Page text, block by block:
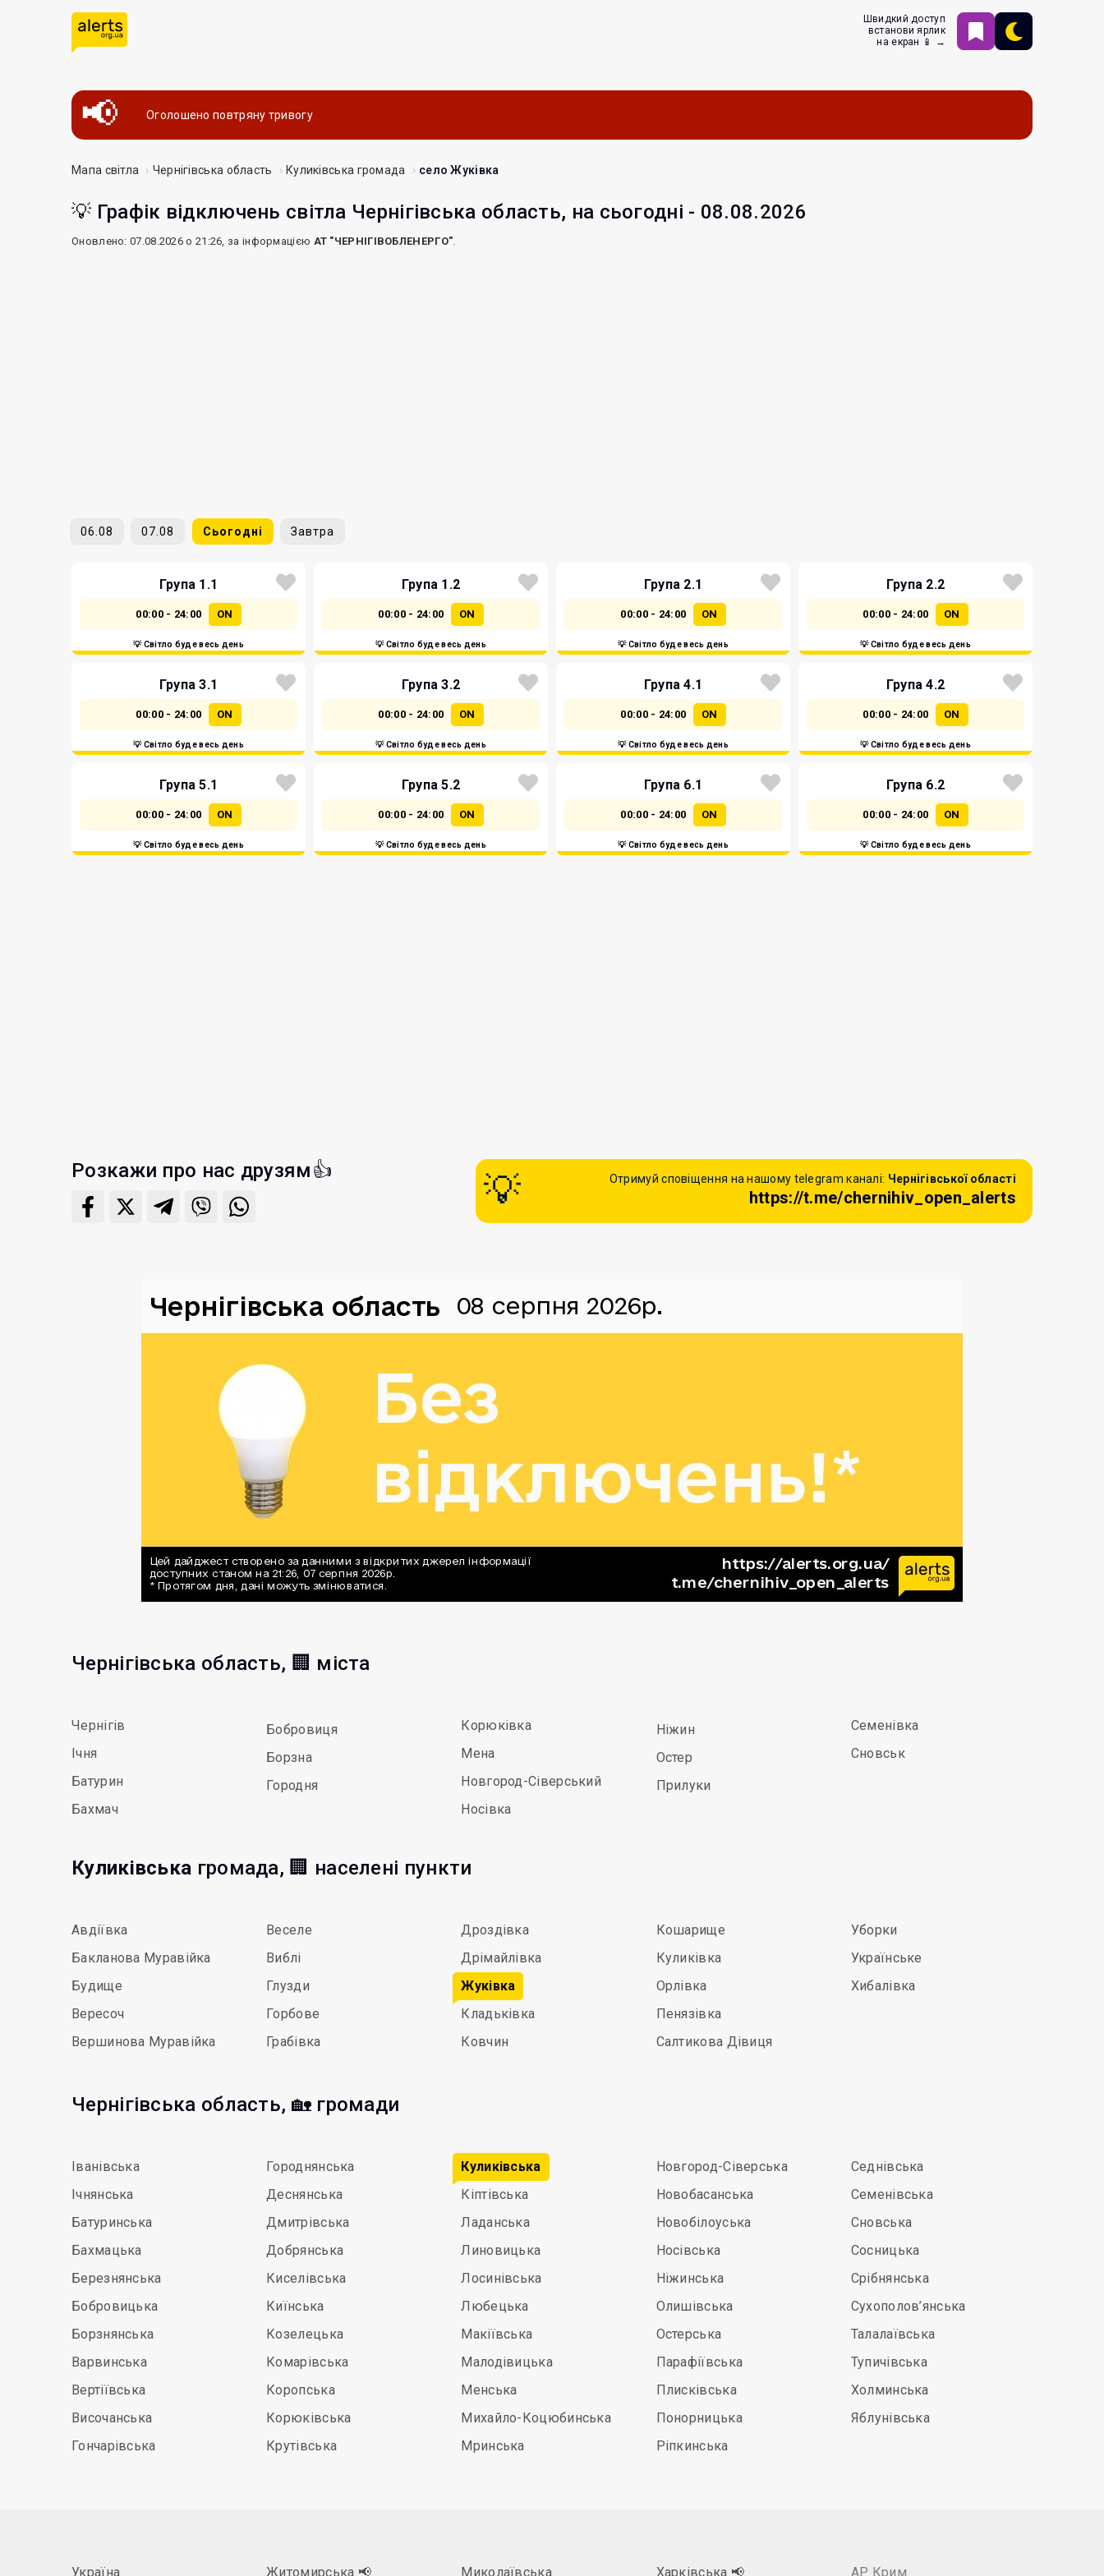
Швидкий доступ
встанови ярлик
на екран 📱 →
Оголошено повтряну тривогу
Мапа світла Чернігівська область Куликівська громада село Жуківка
💡 Графік відключень світла Чернігівська область, на сьогодні - 08.08.2026
Оновлено: 07.08.2026 о 21:26, за інформацією АТ "ЧЕРНІГІВОБЛЕНЕРГО".
06.08 07.08 Сьогодні Завтра
Група 1.1
00:00 - 24:00 ON
💡 Світло буде весь день
Група 1.2
00:00 - 24:00 ON
💡 Світло буде весь день
Група 2.1
00:00 - 24:00 ON
💡 Світло буде весь день
Група 2.2
00:00 - 24:00 ON
💡 Світло буде весь день
Група 3.1
00:00 - 24:00 ON
💡 Світло буде весь день
Група 3.2
00:00 - 24:00 ON
💡 Світло буде весь день
Група 4.1
00:00 - 24:00 ON
💡 Світло буде весь день
Група 4.2
00:00 - 24:00 ON
💡 Світло буде весь день
Група 5.1
00:00 - 24:00 ON
💡 Світло буде весь день
Група 5.2
00:00 - 24:00 ON
💡 Світло буде весь день
Група 6.1
00:00 - 24:00 ON
💡 Світло буде весь день
Група 6.2
00:00 - 24:00 ON
💡 Світло буде весь день
Розкажи про нас друзям👍 Отримуй сповіщення на нашому telegram каналі: Чернігівської області
https://t.me/chernihiv_open_alerts
Чернігівська область, 🏢 міста
Чернігів
Ічня
Батурин
Бахмач
Бобровиця
Борзна
Городня
Корюківка
Мена
Новгород-Сіверський
Носівка
Ніжин
Остер
Прилуки
Семенівка
Сновськ
Куликівська громада, 🏢 населені пункти
Авдіївка
Бакланова Муравійка
Будище
Вересоч
Вершинова Муравійка
Веселе
Виблі
Глузди
Горбове
Грабівка
Дроздівка
Дрімайлівка
Жуківка
Кладьківка
Ковчин
Кошарище
Куликівка
Орлівка
Пенязівка
Салтикова Дівиця
Уборки
Українське
Хибалівка
Чернігівська область, 🏡 громади
Іванівська
Ічнянська
Батуринська
Бахмацька
Березнянська
Бобровицька
Борзнянська
Варвинська
Вертіївська
Височанська
Гончарівська
Городнянська
Деснянська
Дмитрівська
Добрянська
Киселівська
Киїнська
Козелецька
Комарівська
Коропська
Корюківська
Крутівська
Куликівська
Кіптівська
Ладанська
Линовицька
Лосинівська
Любецька
Макіївська
Малодівицька
Менська
Михайло-Коцюбинська
Мринська
Новгород-Сіверська
Новобасанська
Новобілоуська
Носівська
Ніжинська
Олишівська
Остерська
Парафіївська
Плисківська
Понорницька
Ріпкинська
Седнівська
Семенівська
Сновська
Сосницька
Срібнянська
Сухополов’янська
Талалаївська
Тупичівська
Холминська
Яблунівська
Україна Житомирська 📢 Миколаївська Харківська 📢 АР Крим